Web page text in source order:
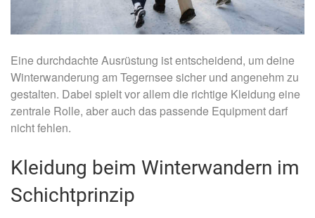
Eine durchdachte Ausrüstung ist entscheidend, um deine
Winterwanderung am Tegernsee sicher und angenehm zu
gestalten. Dabei spielt vor allem die richtige Kleidung eine
zentrale Rolle, aber auch das passende Equipment darf
nicht fehlen.
Kleidung beim Winterwandern im
Schichtprinzip